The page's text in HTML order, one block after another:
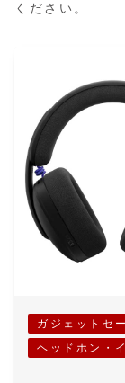
ください。
ガジェットセ
ヘッドホン・